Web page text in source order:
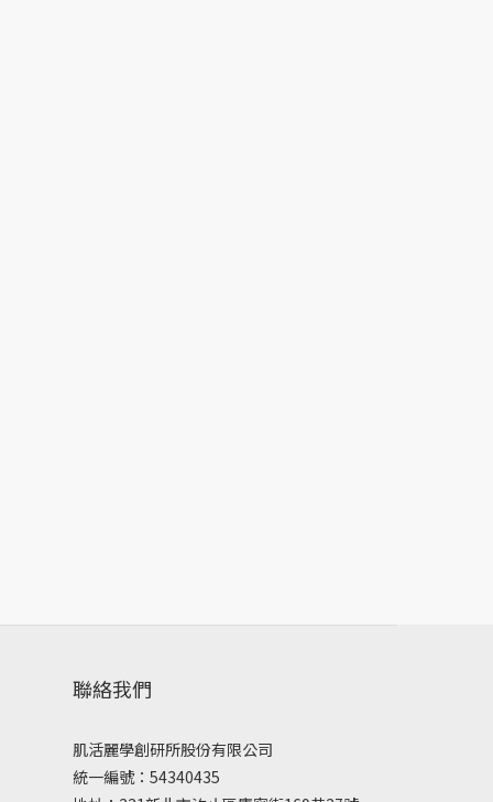
聯絡我們
肌活麗學創研所股份有限公司
統一編號：54340435